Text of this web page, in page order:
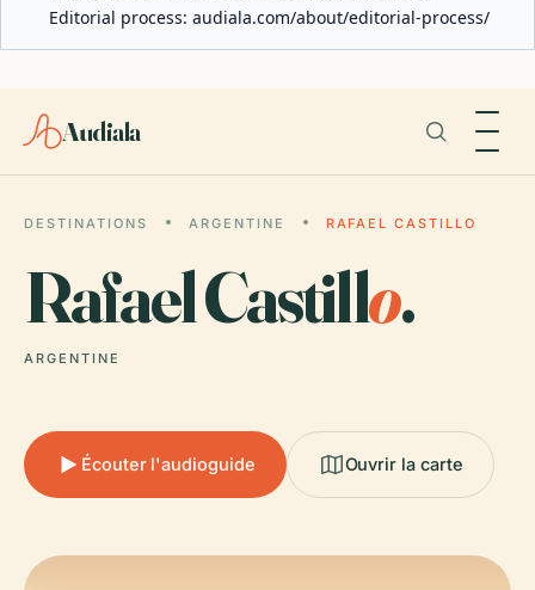
Editorial process: audiala.com/about/editorial-process/
Audiala
DESTINATIONS ARGENTINE RAFAEL CASTILLO
Rafael Castillo.
ARGENTINE
Écouter l'audioguide Ouvrir la carte